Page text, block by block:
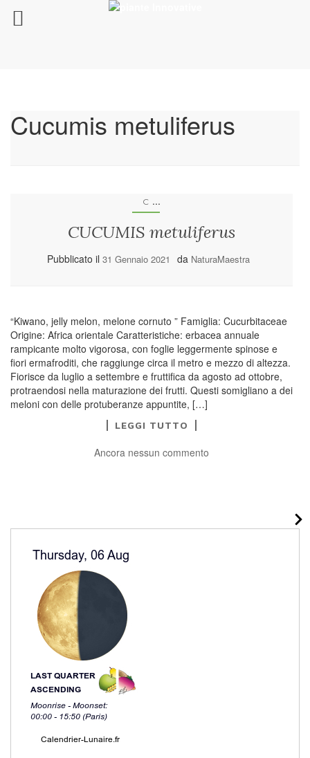
Cucumis metuliferus
C ...
CUCUMIS metuliferus
Pubblicato il 31 Gennaio 2021 da NaturaMaestra
“Kiwano, jelly melon, melone cornuto ” Famiglia: Cucurbitaceae
Origine: Africa orientale Caratteristiche: erbacea annuale
rampicante molto vigorosa, con foglie leggermente spinose e
fiori ermafroditi, che raggiunge circa il metro e mezzo di altezza.
Fiorisce da luglio a settembre e fruttifica da agosto ad ottobre,
protraendosi nella maturazione dei frutti. Questi somigliano a dei
meloni con delle protuberanze appuntite, […]
LEGGI TUTTO
Ancora nessun commento